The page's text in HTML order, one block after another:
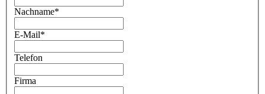
Nachname*
E-Mail*
Telefon
Firma